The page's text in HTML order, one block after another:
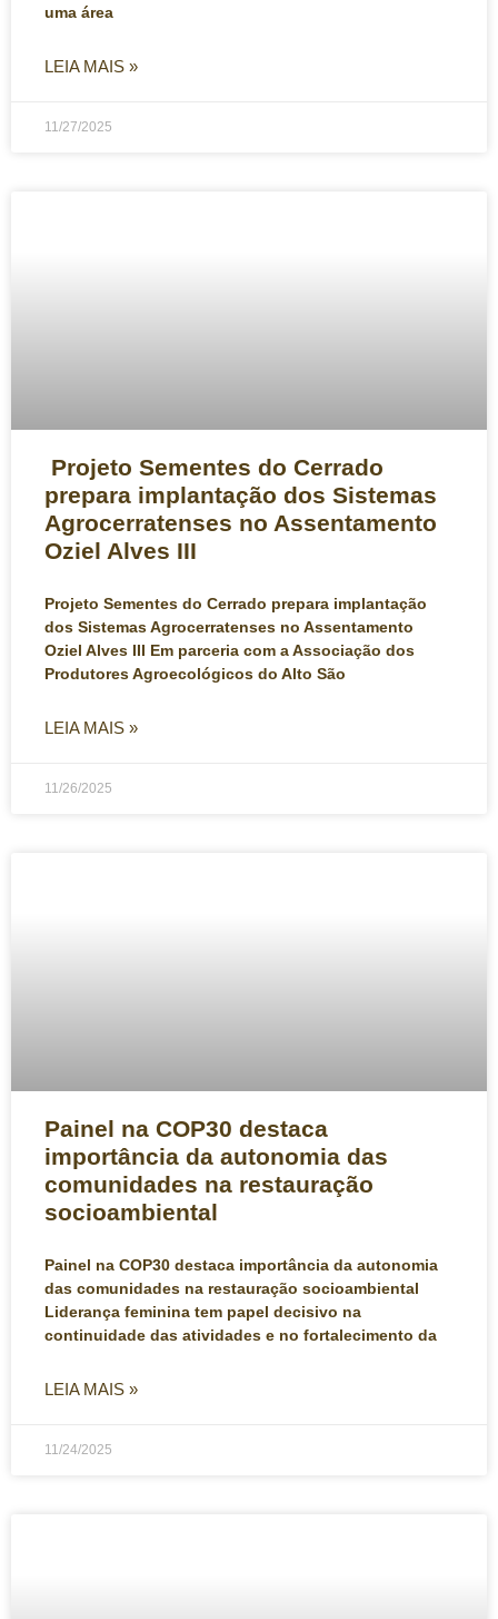
uma área
LEIA MAIS »
11/27/2025
Projeto Sementes do Cerrado
prepara implantação dos Sistemas
Agrocerratenses no Assentamento
Oziel Alves III
Projeto Sementes do Cerrado prepara implantação
dos Sistemas Agrocerratenses no Assentamento
Oziel Alves III Em parceria com a Associação dos
Produtores Agroecológicos do Alto São
LEIA MAIS »
11/26/2025
Painel na COP30 destaca
importância da autonomia das
comunidades na restauração
socioambiental
Painel na COP30 destaca importância da autonomia
das comunidades na restauração socioambiental
Liderança feminina tem papel decisivo na
continuidade das atividades e no fortalecimento da
LEIA MAIS »
11/24/2025